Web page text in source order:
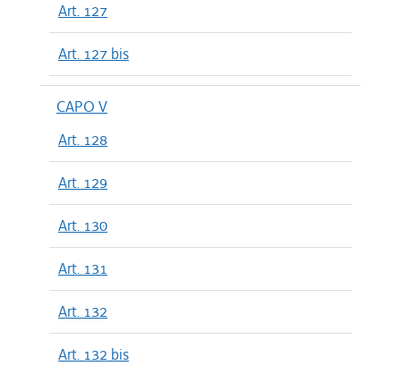
Art. 127
Art. 127 bis
CAPO V
Art. 128
Art. 129
Art. 130
Art. 131
Art. 132
Art. 132 bis